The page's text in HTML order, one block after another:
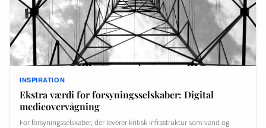
INSPIRATION
Ekstra værdi for forsyningsselskaber: Digital
medieovervågning
For forsyningsselskaber, der leverer kritisk infrastruktur som vand og